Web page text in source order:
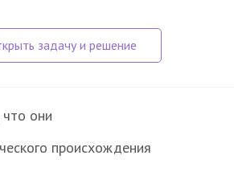
они
происхождения